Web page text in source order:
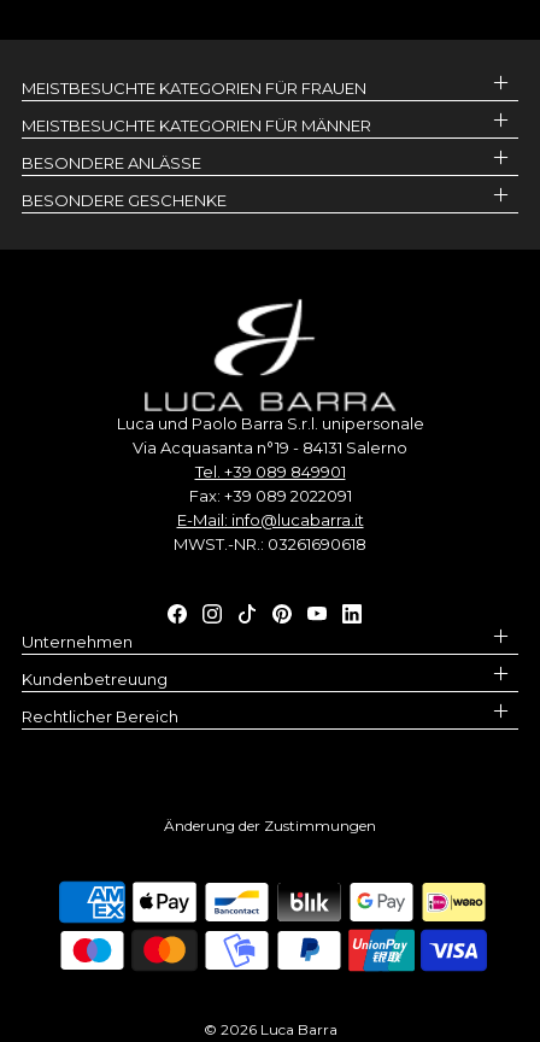
MEISTBESUCHTE KATEGORIEN FÜR FRAUEN
MEISTBESUCHTE KATEGORIEN FÜR MÄNNER
BESONDERE ANLÄSSE
BESONDERE GESCHENKE
Luca und Paolo Barra S.r.l. unipersonale
Via Acquasanta n°19 - 84131 Salerno
Tel. +39 089 849901
Fax: +39 089 2022091
E-Mail: info@lucabarra.it
MWST.-NR.: 03261690618
Unternehmen
Kundenbetreuung
Rechtlicher Bereich
Änderung der Zustimmungen
© 2026 Luca Barra